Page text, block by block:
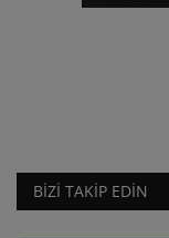
BIZI TAKIP EDIN